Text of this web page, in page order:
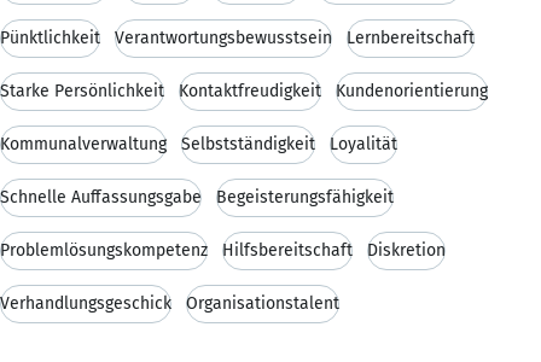
Pünktlichkeit Verantwortungsbewusstsein Lernbereitschaft
Starke Persönlichkeit Kontaktfreudigkeit Kundenorientierung
Kommunalverwaltung Selbstständigkeit Loyalität
Schnelle Auffassungsgabe Begeisterungsfähigkeit
Problemlösungskompetenz Hilfsbereitschaft Diskretion
Verhandlungsgeschick Organisationstalent